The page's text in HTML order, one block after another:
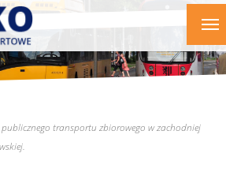
transportu zbiorowego w zachodniej